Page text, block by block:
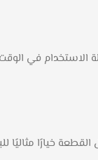
في
خيارًا مثاليًا